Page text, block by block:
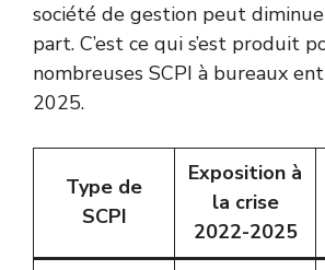
société de gestion peut
part. C’est ce qui s’est produit
nombreuses SCPI à bureaux
2025.
Type de
SCPI
Exposition à
la crise
2022-2025